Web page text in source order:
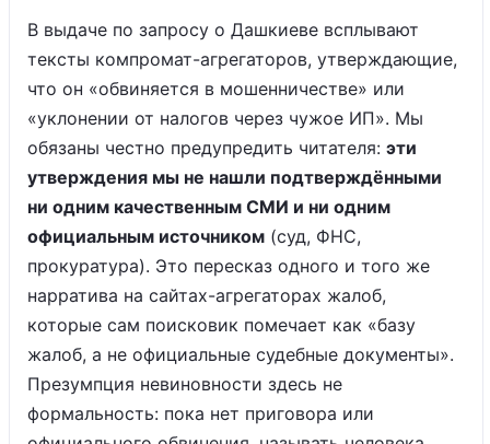
В выдаче по запросу о Дашкиеве всплывают
тексты компромат-агрегаторов, утверждающие,
что он «обвиняется в мошенничестве» или
«уклонении от налогов через чужое ИП». Мы
обязаны честно предупредить читателя: эти
утверждения мы не нашли подтверждёнными
ни одним качественным СМИ и ни одним
официальным источником (суд, ФНС,
прокуратура). Это пересказ одного и того же
нарратива на сайтах-агрегаторах жалоб,
которые сам поисковик помечает как «базу
жалоб, а не официальные судебные документы».
Презумпция невиновности здесь не
формальность: пока нет приговора или